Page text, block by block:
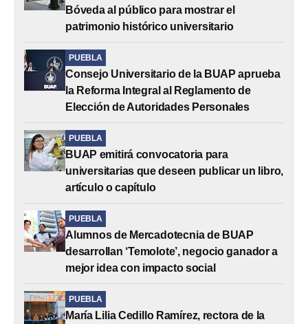
Bóveda al público para mostrar el
patrimonio histórico universitario
PUEBLA
Consejo Universitario de la BUAP aprueba
la Reforma Integral al Reglamento de
Elección de Autoridades Personales
PUEBLA
BUAP emitirá convocatoria para
universitarias que deseen publicar un libro,
artículo o capítulo
PUEBLA
Alumnos de Mercadotecnia de BUAP
desarrollan ‘Temolote’, negocio ganador a
mejor idea con impacto social
PUEBLA
María Lilia Cedillo Ramírez, rectora de la